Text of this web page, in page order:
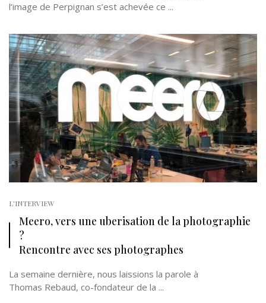
l’image de Perpignan s’est achevée ce ...
L'INTERVIEW
Meero, vers une uberisation de la photographie
?
Rencontre avec ses photographes
La semaine dernière, nous laissions la parole à
Thomas Rebaud, co-fondateur de la ...